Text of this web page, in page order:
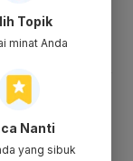
terbaru
lagi
Hal
Nomor
pada
Topik
minat Anda
Nanti
yang sibuk